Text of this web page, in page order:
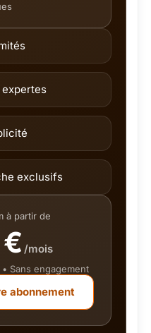
expertes
exclusifs
à partir de
/mois
Sans engagement
abonnement